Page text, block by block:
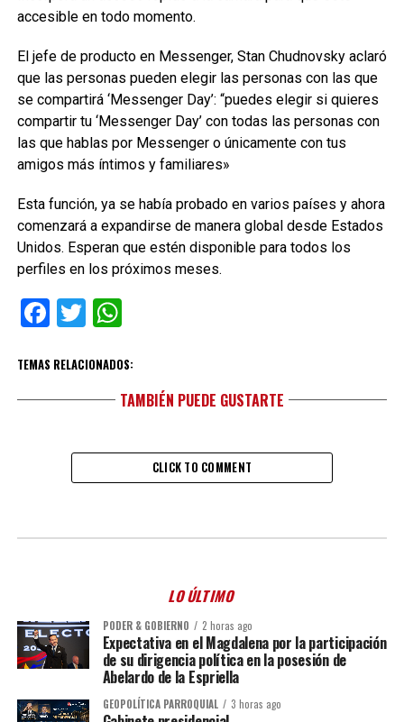
accesible en todo momento.
El jefe de producto en Messenger, Stan Chudnovsky aclaró
que las personas pueden elegir las personas con las que
se compartirá ‘Messenger Day’: “puedes elegir si quieres
compartir tu ‘Messenger Day’ con todas las personas con
las que hablas por Messenger o únicamente con tus
amigos más íntimos y familiares»
Esta función, ya se había probado en varios países y ahora
comenzará a expandirse de manera global desde Estados
Unidos. Esperan que estén disponible para todos los
perfiles en los próximos meses.
Facebook
TwitterWhatsApp
TEMAS RELACIONADOS:
TAMBIÉN PUEDE GUSTARTE
CLICK TO COMMENT
LO ÚLTIMO
PODER & GOBIERNO 2 horas ago
Expectativa en el Magdalena por la participación
de su dirigencia política en la posesión de
Abelardo de la Espriella
GEOPOLÍTICA PARROQUIAL 3 horas ago